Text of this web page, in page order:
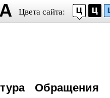
Цвета сайта:
Обращения